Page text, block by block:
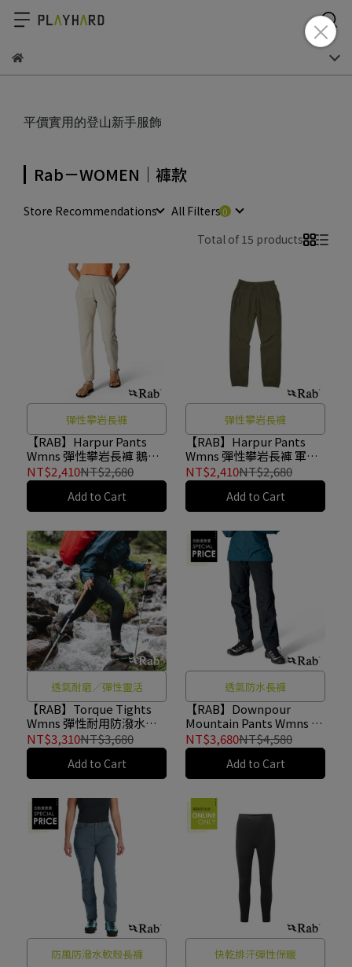
平價實用的登山新手服飾
Rab－WOMEN｜褲款
Store Recommendations
All Filters
Total of 15 products
彈性攀岩長褲
【RAB】Harpur Pants
Wmns 彈性攀岩長褲 鵝卵
石白 女款 #QFW31
NT$2,410NT$2,680
Add to Cart
彈性攀岩長褲
【RAB】Harpur Pants
Wmns 彈性攀岩長褲 軍綠
女款 #QFW31
NT$2,410NT$2,680
Add to Cart
透氣耐磨／彈性靈活
【RAB】Torque Tights
Wmns 彈性耐用防潑水緊
身褲 女款 烏木灰/黑
#QFW29
NT$3,310NT$3,680
Add to Cart
透氣防水長褲
【RAB】Downpour
Mountain Pants Wmns 耐
用登山防水長褲 女款 黑色
#QWI14
NT$3,680NT$4,580
Add to Cart
防風防潑水軟殼長褲 快乾排汗彈性保暖